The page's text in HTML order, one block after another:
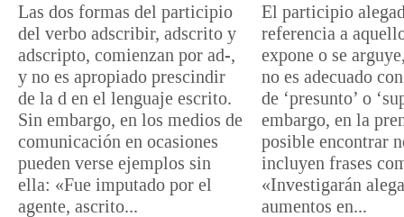
Las dos formas del participio
del verbo adscribir, adscrito y
adscripto, comienzan por ad-,
y no es apropiado prescindir
de la d en el lenguaje escrito.
Sin embargo, en los medios de
comunicación en ocasiones
pueden verse ejemplos sin
ella: «Fue imputado por el
agente, ascrito...
El participio
referencia a
expone o se
no es adecuado
de ‘presunto’ o
embargo, en la
posible encontrar
incluyen frases
«Investigarán
aumentos en...